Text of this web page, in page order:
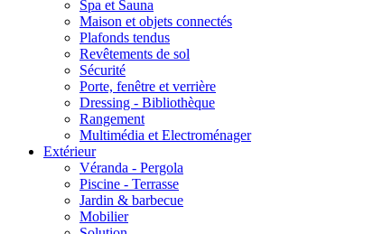
Spa et Sauna
Maison et objets connectés
Plafonds tendus
Revêtements de sol
Sécurité
Porte, fenêtre et verrière
Dressing - Bibliothèque
Rangement
Multimédia et Electroménager
Extérieur
Véranda - Pergola
Piscine - Terrasse
Jardin & barbecue
Mobilier